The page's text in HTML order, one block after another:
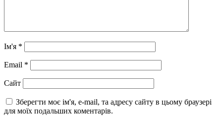
Ім'я *
Email *
Сайт
Зберегти моє ім'я, e-mail, та адресу сайту в цьому браузері
для моїх подальших коментарів.